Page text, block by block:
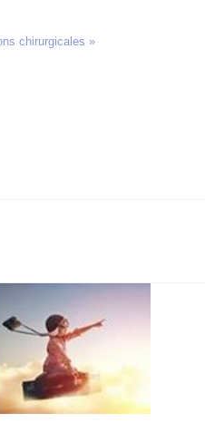
chirurgicales »